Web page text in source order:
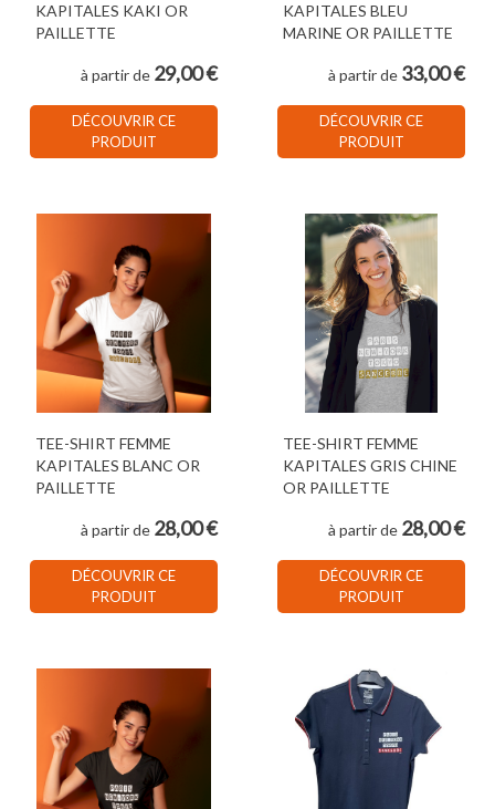
KAPITALES KAKI OR
PAILLETTE
à partir de 29,00 €
DÉCOUVRIR CE
PRODUIT
KAPITALES BLEU
MARINE OR PAILLETTE
à partir de 33,00 €
DÉCOUVRIR CE
PRODUIT
TEE-SHIRT FEMME
KAPITALES BLANC OR
PAILLETTE
à partir de 28,00 €
DÉCOUVRIR CE
PRODUIT
TEE-SHIRT FEMME
KAPITALES GRIS CHINE
OR PAILLETTE
à partir de 28,00 €
DÉCOUVRIR CE
PRODUIT